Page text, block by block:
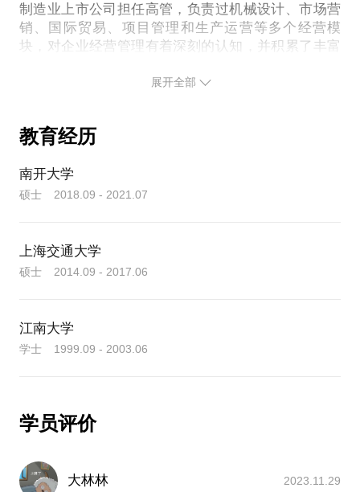
职市场上更具竞争力。
增强自信心：我们将在整个过程中持续支持你，激发
将帮助你充分展现自己的优势和才能。
有效的面试准备：通过我们的模拟面试辅导，你将得
试中的准备程度，使你能够从容应对各种挑战。
不再迷茫，不再彷徨！选择我们的职业规划、职业转
【友情提示】在选择与我沟通前，请通过提前填写
询效率。整个咨询过程，大约分为三次（每次1小时左
右）。
制造业上市公司担任高管，负责过机械设计、市场营
销、国际贸易、项目管理和生产运营等多个经营模
块，对企业经营管理有着深刻的认知，并积累了丰富
非仅仅是择业时才会出现，而是至少从高中选科或普
人都有自己的独特才能和潜力，但是因为种种原因，
很多人终其一生都很难发现自己的优势，反而是将自
识和经验优势，为更多人提供职业规划和高考志愿规
划的指导，致力于帮助每一位客户找到最能发挥其优
工作之余，我曾为数百位年轻人提供过个性化的职业
规划咨询服务，帮助他们明确职业目标，并制定实现
这些目标的行动计划；也曾为学生们提供高考志愿规
为了全身心地为广大学生和职场人士提供专业的咨询
行的平台，我能将专业知识和经验分享给更多的人，
帮助他们找到适合自己的职业道路，实现自己的人生
展开全部
教育经历
南开大学
硕士 2018.09 - 2021.07
上海交通大学
硕士 2014.09 - 2017.06
江南大学
学士 1999.09 - 2003.06
学员评价
大林林 2023.11.29